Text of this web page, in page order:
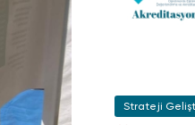
Strateji